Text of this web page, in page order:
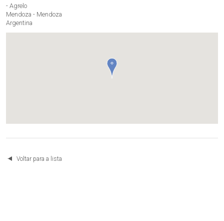
- Agrelo
Mendoza - Mendoza
Argentina
Voltar para a lista